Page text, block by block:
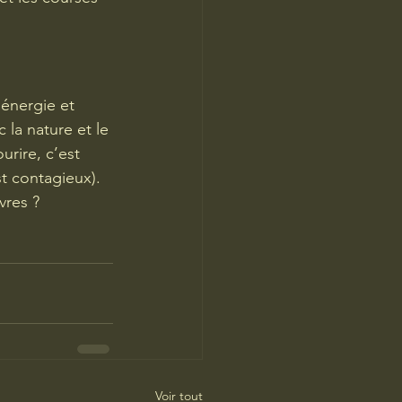
et
la nature et le
c’est
contagieux).
?
Voir tout